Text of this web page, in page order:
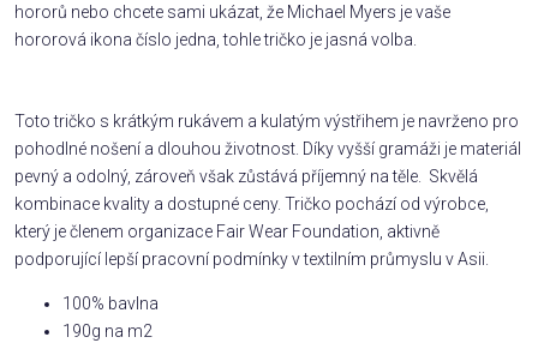
hororů nebo chcete sami ukázat, že Michael Myers je vaše
hororová ikona číslo jedna, tohle tričko je jasná volba.
Toto tričko s krátkým rukávem a kulatým výstřihem je navrženo pro
pohodlné nošení a dlouhou životnost. Díky vyšší gramáži je materiál
pevný a odolný, zároveň však zůstává příjemný na těle. Skvělá
kombinace kvality a dostupné ceny. Tričko pochází od výrobce,
který je členem organizace Fair Wear Foundation, aktivně
podporující lepší pracovní podmínky v textilním průmyslu v Asii.
100% bavlna
190g na m2